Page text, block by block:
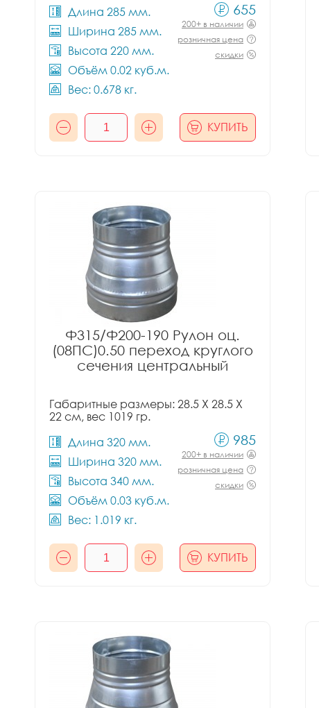
Длина 285 мм.
Ширина 285 мм.
Высота 220 мм.
Объём 0.02 куб.м.
Вес: 0.678 кг.
655
200+ в наличии
розничная цена
скидки
КУПИТЬ
Ф315/Ф200-190 Рулон оц.
(08ПС)0.50 переход круглого
сечения центральный
Габаритные размеры: 28.5 X 28.5 X
22 см, вес 1019 гр.
Длина 320 мм.
Ширина 320 мм.
Высота 340 мм.
Объём 0.03 куб.м.
Вес: 1.019 кг.
985
200+ в наличии
розничная цена
скидки
КУПИТЬ